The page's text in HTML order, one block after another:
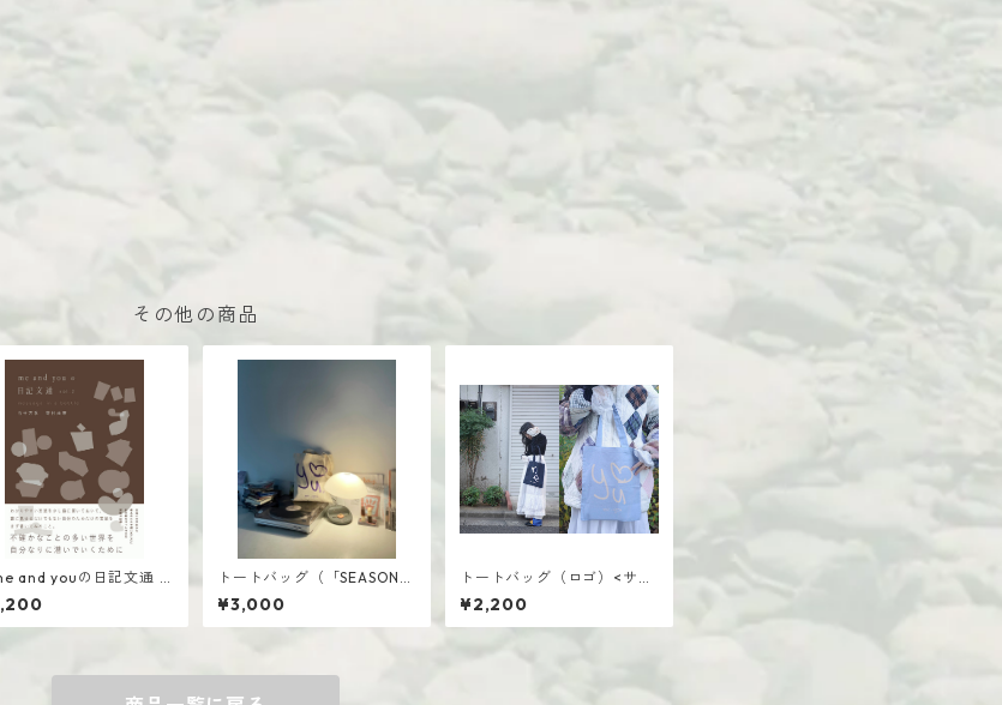
その他の商品
and youの日記文通 m
in a bottle vol.2』
トートバッグ（「SEASON」
コラボレーション）
¥3,000
トートバッグ（ロゴ）<サッ
クスブルー×ベージュ・ネイ
ビー×パステルピンク>
¥2,200